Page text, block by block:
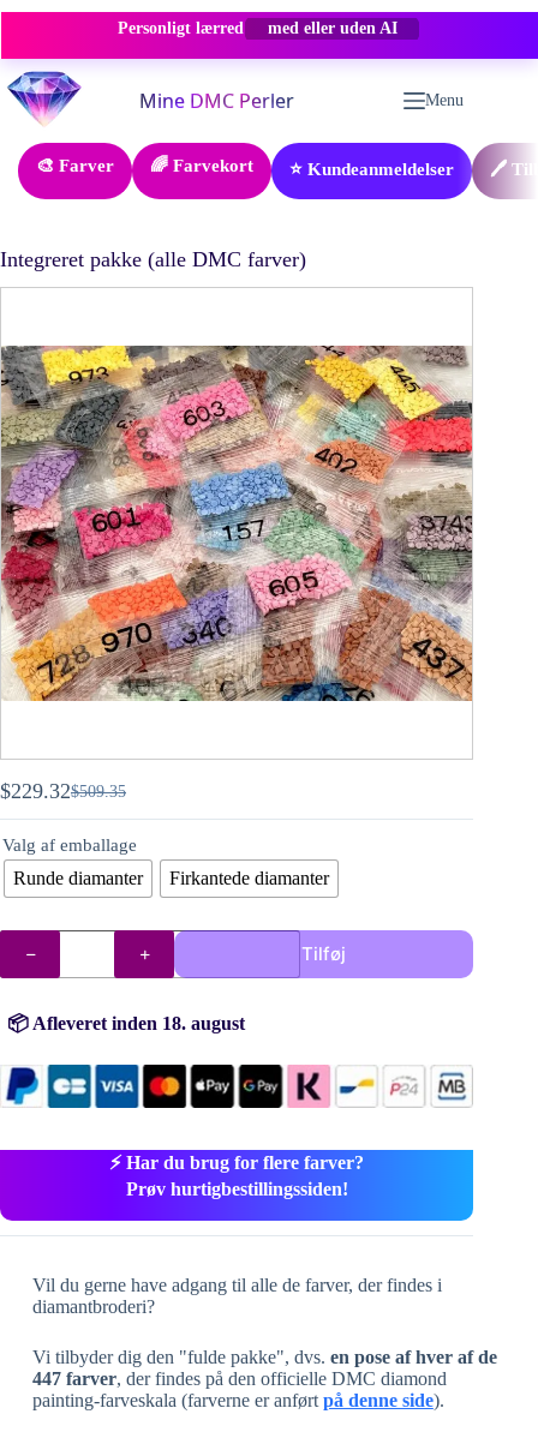
Personligt lærred med eller uden AI
Fortsæt
til
indhold
Menu
🎨 Farver 🌈 Farvekort ⭐ Kundeanmeldelser 🖊️
Integreret pakke (alle DMC farver)
$509.35
Den
oprindelige
pris
var:
$509.35.
$229.32Den
aktuelle
pris
er:
$229.32.
Valg af emballage
Runde diamanter Firkantede diamanter
Integreret
pakke
(alle
farver)
Tilføj
📦 Afleveret inden 18. august
⚡ Har du brug for flere farver?
Prøv hurtigbestillingssiden!
Vil du gerne have adgang til alle de farver, der findes i
diamantbroderi?
Vi tilbyder dig den "fulde pakke", dvs. en pose af hver af de
447 farver, der findes på den officielle DMC diamond
painting-farveskala (farverne er anført på denne side).